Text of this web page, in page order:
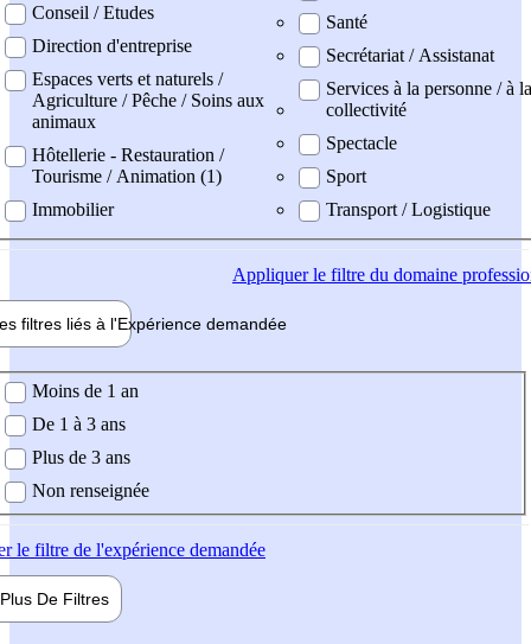
Conseil / Etudes
Direction d'entreprise
Espaces verts et naturels /
Agriculture / Pêche / Soins aux
animaux
Hôtellerie - Restauration /
Tourisme / Animation (1)
Immobilier
Santé
Secrétariat / Assistanat
Services à la personne / à la
collectivité
Spectacle
Sport
Transport / Logistique
Appliquerle filtre du domaine
filtres liés à l'Expérience demandée
demandée
Moins de 1 an
De 1 à 3 ans
Plus de 3 ans
Non renseignée
le filtre de l'expérience demandée
Plus De Filtres